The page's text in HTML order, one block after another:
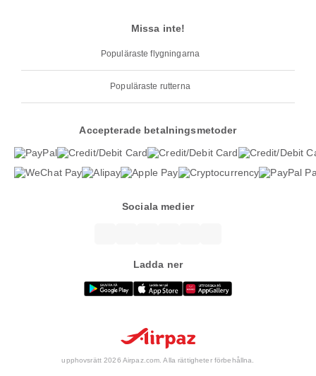
Missa inte!
Populäraste flygningarna
Populäraste rutterna
Accepterade betalningsmetoder
Sociala medier
Ladda ner
upphovsrätt 2026 Airpaz.com. Alla rättigheter förbehållna.